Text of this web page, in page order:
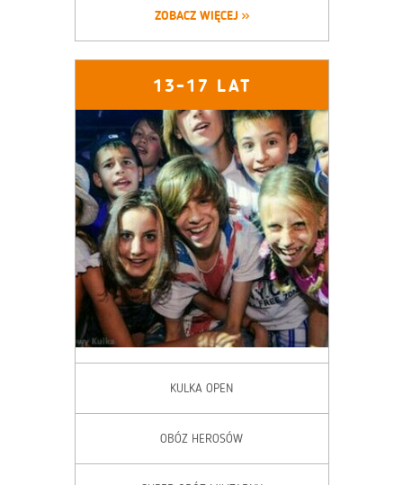
ZOBACZ WIĘCEJ
13-17 LAT
KULKA OPEN
OBÓZ HEROSÓW